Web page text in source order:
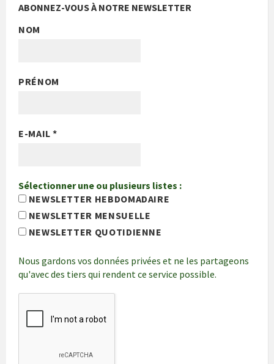
ABONNEZ-VOUS À NOTRE NEWSLETTER
NOM
PRÉNOM
E-MAIL*
Sélectionner une ou plusieurs listes :
NEWSLETTER HEBDOMADAIRE
NEWSLETTER MENSUELLE
NEWSLETTER QUOTIDIENNE
Nous gardons vos données privées et ne les partageons
qu'avec des tiers qui rendent ce service possible.